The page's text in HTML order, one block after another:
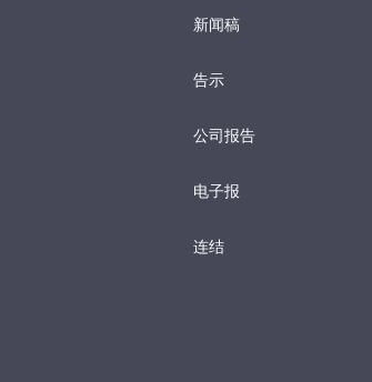
新闻稿
告示
公司报告
电子报​
连结